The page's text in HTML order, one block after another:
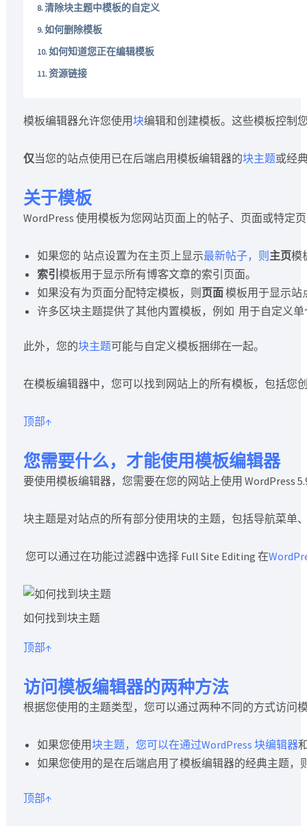
清除块主题中模板的自定义
如何删除模板
如何知道您正在编辑模板
资源链接
模板编辑器允许您使用块编辑和创建模板。这些模板控制
仅当您的站点使用已在后端启用模板编辑器的块主题或经
关于模板
WordPress 使用模板为您网站页面上的帖子、页面或特定
如果您的 站点设置为在主页上显示最新帖子，则主页模
索引 模板用于显示所有博客文章的索引页面。
如果没有为页面分配特定模板，则页面模板用于显示站
许多区块主题提供了其他内置模板，例如 用于自定义
此外，您的块主题可能与自定义模板捆绑在一起。
在模板编辑器中，您可以找到网站上的所有模板，包括您
顶部↑
您需要什么，才能使用模板编辑器
要使用模板编辑器，您需要在您的网站上使用 WordPress
块主题是对站点的所有部分使用块的主题，包括导航菜单
您可以通过在功能过滤器中选择 Full Site Editing 在
如何找到块主题
顶部↑
访问模板编辑器的两种方法
根据您使用的主题类型，您可以通过两种不同的方式访问
如果您使用块主题，您可以在通过WordPress 块编辑器
如果您使用的是在后端启用了模板编辑器的经典主题，
顶部↑